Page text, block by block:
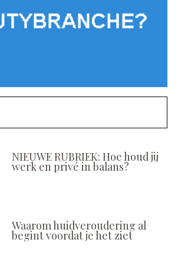
NIEUWE RUBRIEK: Hoe houd jij
werk en privé in balans?
Waarom huidveroudering al
begint voordat je het ziet